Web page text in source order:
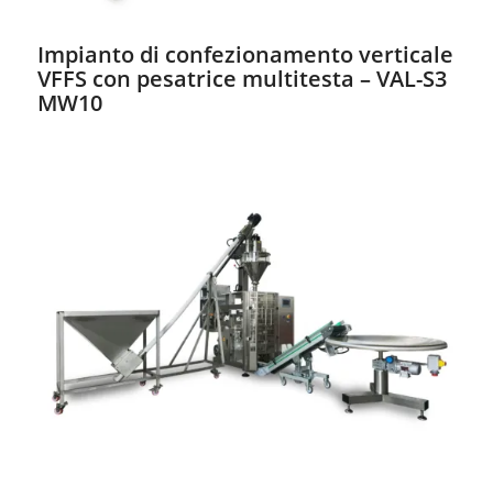
Impianto di confezionamento verticale
VFFS con pesatrice multitesta – VAL-S3
MW10